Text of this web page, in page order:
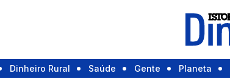
Dinheiro Rural Saúde Gente Planeta